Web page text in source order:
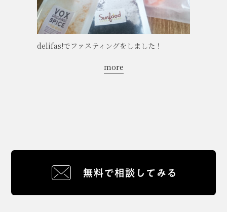
delifas!でファスティングをしました！
more